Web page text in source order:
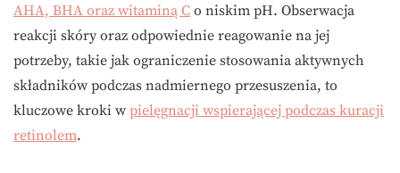
AHA, BHA oraz witaminą C o niskim pH. Obserwacja
reakcji skóry oraz odpowiednie reagowanie na jej
potrzeby, takie jak ograniczenie stosowania aktywnych
składników podczas nadmiernego przesuszenia, to
kluczowe kroki w pielęgnacji wspierającej podczas kuracji
retinolem.